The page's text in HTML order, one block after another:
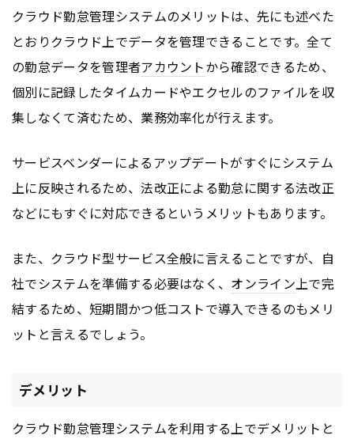
クラウド勤怠管理システムのメリットは、先にも述べた
とおりクラウド上でデータを管理できることです。全て
の勤怠データを管理者アカウントから確認できるため、
個別に記録したタイムカードやエクセルのファイルを収
集しなくて済むため、業務効率化が行えます。
サービスベンダーによるアップデートがすぐにシステム
上に反映されるため、法改正による勤怠に関する法改正
などにもすぐに対応できるというメリットもあります。
また、クラウド型サービス全般に言えることですが、自
社でシステムを準備する必要はなく、 オンライン上で完
結するため、短期間かつ低コストで導入できるのもメリ
ットと言えるでしょう。
デメリット
クラウド勤怠管理システムを利用する上でデメリットと